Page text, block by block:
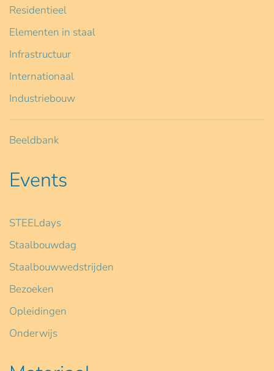
Residentieel
Elementen in staal
Infrastructuur
Internationaal
Industriebouw
Beeldbank
Events
STEELdays
Staalbouwdag
Staalbouwwedstrijden
Bezoeken
Opleidingen
Onderwijs